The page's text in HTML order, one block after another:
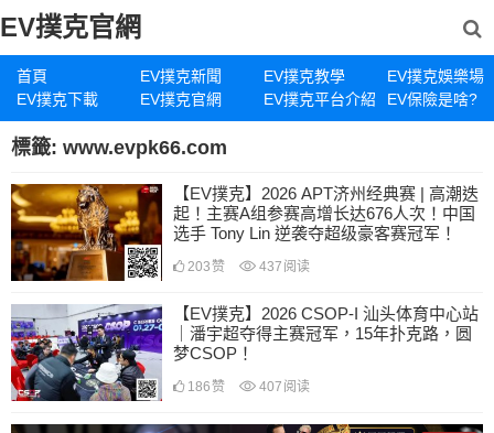
EV撲克官網
首頁 EV撲克新聞 EV撲克教學
EV撲克娛樂場
EV撲克下載
EV撲克官網 EV撲克平台介紹 EV保險是啥?
標籤: www.evpk66.com
【EV撲克】2026 APT济州经典赛 | 高潮迭
起！主赛A组参赛高增长达676人次！中国
选手 Tony Lin 逆袭夺超级豪客赛冠军！
203 赞 437 阅读
【EV撲克】2026 CSOP-I 汕头体育中心站
｜潘宇超夺得主赛冠军，15年扑克路，圆
梦CSOP！
186 赞 407 阅读